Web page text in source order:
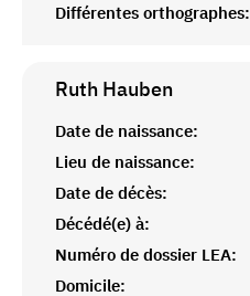
Différentes orthographes:
Ruth Hauben
Date de naissance:
Lieu de naissance:
Date de décès:
Décédé(e) à:
Numéro de dossier LEA:
Domicile: